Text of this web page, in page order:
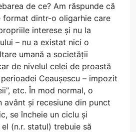
de ce? Am răspunde că
format dintr-o oligarhie care
interese și nu la
– nu a existat nici o
umană a societății
de nivelul celei de proastă
Ceaușescu – impozit
etc. În mod normal, o
avânt și recesiune din punct
se încheie un ciclu și
(n.r. statul) trebuie să